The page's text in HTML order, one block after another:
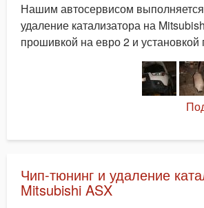
Нашим автосервисом
удаление катализатора на
прошивкой на евро 2 и установкой
Чип-тюнинг и удаление
Mitsubishi ASX